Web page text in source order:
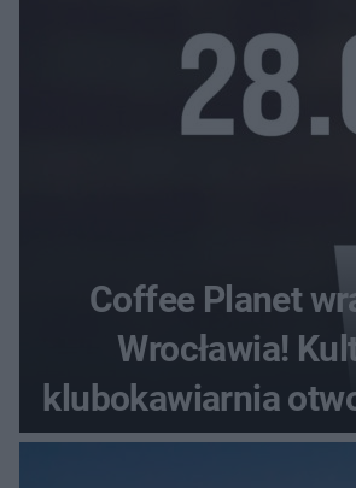
Coffee Planet
Wrocławia!
klubokawiarnia
nowym